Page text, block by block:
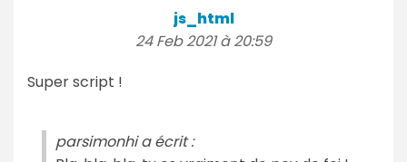
js_html
24 Feb 2021 à 20:59
Super script !
parsimonhi a écrit :